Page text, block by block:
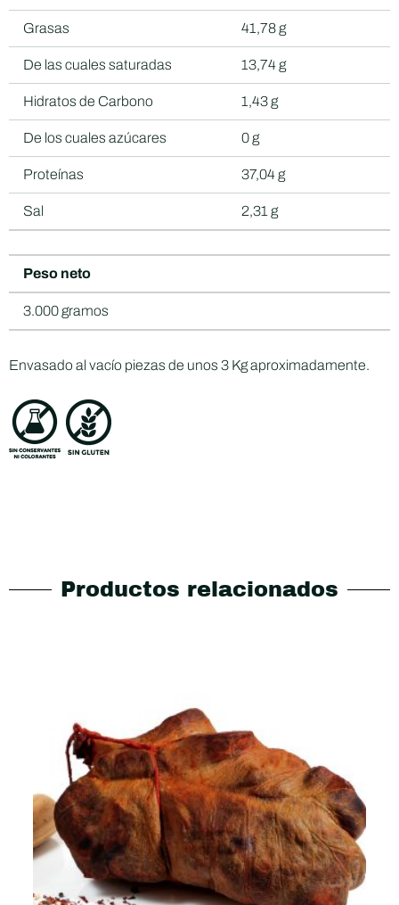
Grasas 41,78 g
De las cuales saturadas 13,74 g
Hidratos de Carbono 1,43 g
De los cuales azúcares 0 g
Proteínas 37,04 g
Sal 2,31 g
Peso neto
3.000 gramos
Envasado al vacío piezas de unos 3 Kg aproximadamente.
Productos relacionados